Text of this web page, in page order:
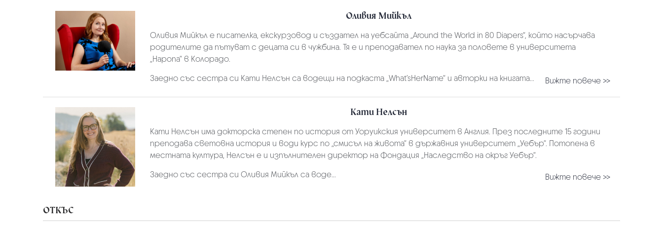
Оливия Мийкъл
Оливия Мийкъл е писателка, екскурзовод и създател на уебсайта „Around the World in 80 Diapers“, който насърчава
родителите да пътуват с децата си в чужбина. Тя е и преподавател по наука за половете в университета
„Наропа“ в Колорадо.
Заедно със сестра си Кати Нелсън са водещи на подкаста „What’sHerName“ и авторки на книгата... Вижте повече >>
Кати Нелсън
Кати Нелсън има докторска степен по история от Уоруикския университет в Англия. През последните 15 години
преподава световна история и води курс по „смисъл на живота“ в държавния университет „Уебър“. Потопена в
местната култура, Нелсън е и изпълнителен директор на Фондация „Наследство на окръг Уебър“.
Заедно със сестра си Оливия Мийкъл са воде...
Вижте повече >>
ОТКЪС